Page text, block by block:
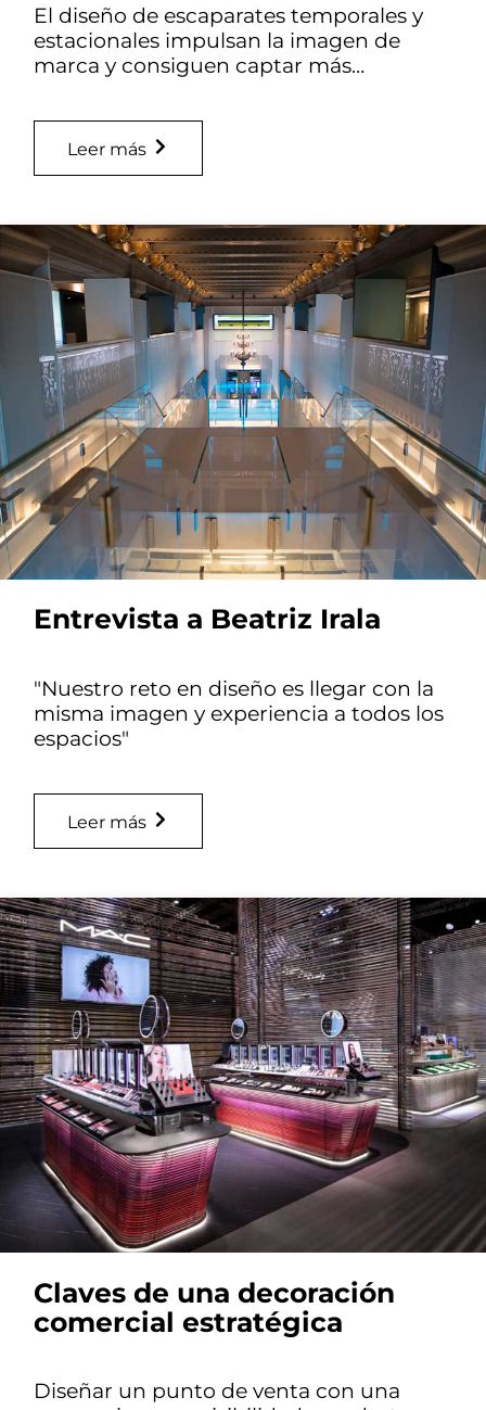
El diseño de escaparates temporales y
estacionales impulsan la imagen de
marca y consiguen captar más…
Leer más
Entrevista a Beatriz Irala
"Nuestro reto en diseño es llegar con la
misma imagen y experiencia a todos los
espacios"
Leer más
Claves de una decoración
comercial estratégica
Diseñar un punto de venta con una